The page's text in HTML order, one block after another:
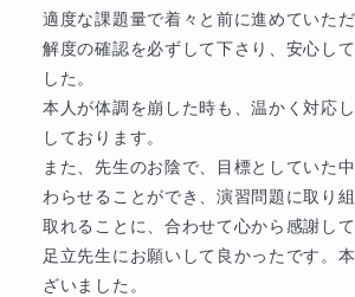
適度な課題量で着々と前に進めていた
解度の確認を必ずして下さり、安心し
した。
本人が体調を崩した時も、温かく対応
しております。
また、先生のお陰で、目標としていた
わらせることができ、演習問題に取り
取れることに、合わせて心から感謝して
足立先生にお願いして良かったです。
ざいました。